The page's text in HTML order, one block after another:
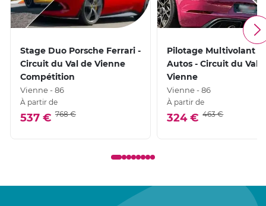
Stage Duo Porsche Ferrari -
Circuit du Val de Vienne
Compétition
Vienne - 86
À partir de
537 € 768 €
Pilotage Multivolant 3
Autos - Circuit du Val
Vienne
Vienne - 86
À partir de
324 € 463 €